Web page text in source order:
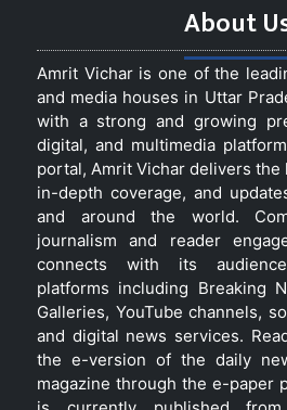
About
Amrit Vichar is one of the
and media houses in Uttar
with a strong and growing
digital, and multimedia
portal, Amrit Vichar delivers the
in-depth coverage, and
and around the world.
journalism and reader
connects with its
platforms including Breaking
Galleries, YouTube channels,
and digital news services.
the e-version of the daily
magazine through the e-paper